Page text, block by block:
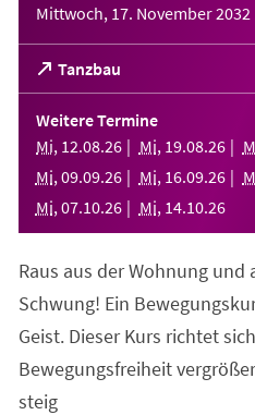
Mittwoch, 17. November 2032
Tanzbau
(Öffnet
in
einem
neuen
Tab)
Weitere Termine
Mi, 12.08.26 Mi, 19.08.26
Mi, 09.09.26 Mi, 16.09.26
Mi, 07.10.26 Mi, 14.10.26
Raus aus der Wohnung
Schwung! Ein
Geist. Dieser Kurs richtet
Bewegungsfreiheit
steig